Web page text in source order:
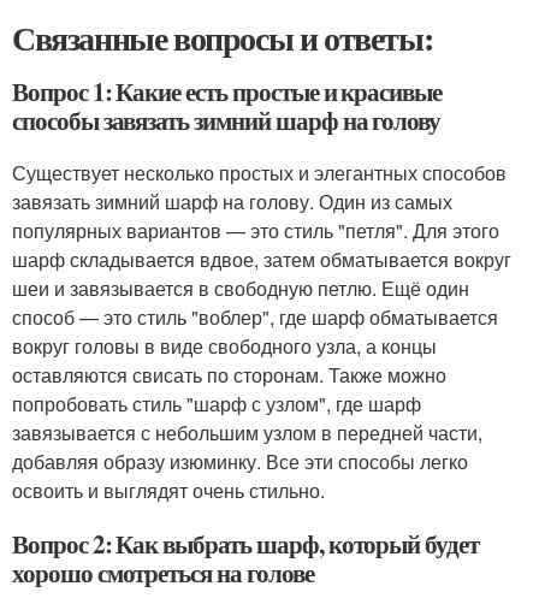
Связанные вопросы и ответы:
Вопрос 1: Какие есть простые и красивые
способы завязать зимний шарф на голову
Существует несколько простых и элегантных способов
завязать зимний шарф на голову. Один из самых
популярных вариантов — это стиль "петля". Для этого
шарф складывается вдвое, затем обматывается вокруг
шеи и завязывается в свободную петлю. Ещё один
способ — это стиль "воблер", где шарф обматывается
вокруг головы в виде свободного узла, а концы
оставляются свисать по сторонам. Также можно
попробовать стиль "шарф с узлом", где шарф
завязывается с небольшим узлом в передней части,
добавляя образу изюминку. Все эти способы легко
освоить и выглядят очень стильно.
Вопрос 2: Как выбрать шарф, который будет
хорошо смотреться на голове